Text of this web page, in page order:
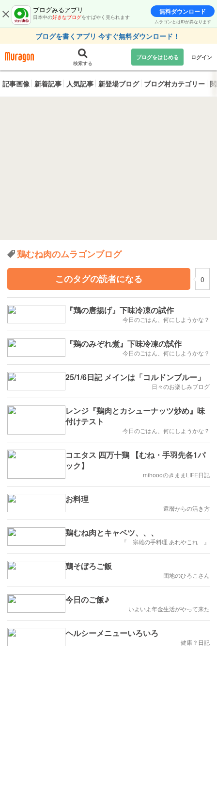
ブログみるアプリ
日本中の好きなブログをすばやく見られます
無料ダウンロード
ムラゴンとはIDが異なります
ブログを書くアプリ 今すぐ無料ダウンロード！
検索する
ブログをはじめる ログイン
記事画像 新着記事 人気記事 新登場ブログ ブログ村カテゴリー
鶏むね肉のムラゴンブログ
このタグの読者になる
0
『鶏の唐揚げ』下味冷凍の試作
今日のごはん、何にしようかな？
『鶏のみぞれ煮』下味冷凍の試作
今日のごはん、何にしようかな？
25/1/6日記 メインは「コルドンブルー」
日々のお楽しみブログ
レンジ『鶏肉とカシューナッツ炒め』味
付けテスト
今日のごはん、何にしようかな？
コエタス 四万十鶏 【むね・手羽先各1パ
ック】
mihoooのきままLIFE日記
お料理
還暦からの活き方
鶏むね肉とキャベツ、、、
『 宗雄の手料理 あれやこれ 』
鶏そぼろご飯
団地のひろこさん
今日のご飯♪
いよいよ年金生活がやって来た
ヘルシーメニューいろいろ
健康？日記